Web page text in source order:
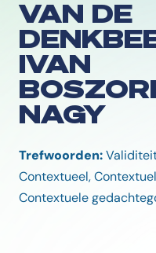
VAN DE
IVAN
NAGY
Trefwoorden:
Contextueel,
Contextuele